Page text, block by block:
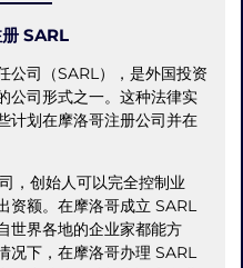
SARL
公司（SARL），是外国投资
公司形式之一。这种法律实
计划在摩洛哥注册公司并在
，创始人可以完全控制业
资额。在摩洛哥成立 SARL
世界各地的企业家都能方
况下，在摩洛哥办理 SARL